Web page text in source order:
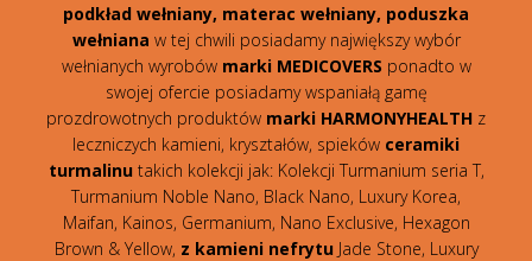
podkład wełniany, materac wełniany, poduszka
wełniana w tej chwili posiadamy największy wybór
wełnianych wyrobów marki MEDICOVERS ponadto w
swojej ofercie posiadamy wspaniałą gamę
prozdrowotnych produktów marki HARMONYHEALTH z
leczniczych kamieni, kryształów, spieków ceramiki
turmalinutakich kolekcji jak: Kolekcji Turmanium seria T,
Turmanium Noble Nano, Black Nano, Luxury Korea,
Maifan, Kainos, Germanium, Nano Exclusive, Hexagon
Brown & Yellow, z kamieni nefrytuJade Stone, Luxury